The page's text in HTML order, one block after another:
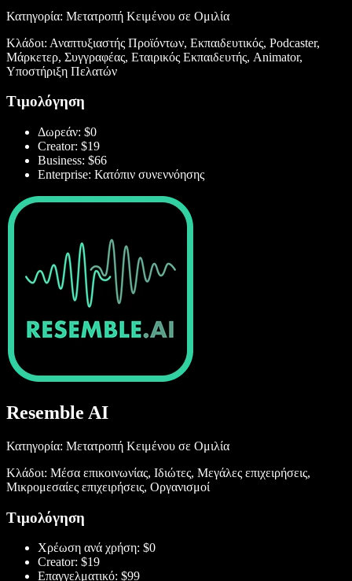
Κατηγορία: Μετατροπή Κειμένου σε Ομιλία
Κλάδοι: Αναπτυξιαστής Προϊόντων, Εκπαιδευτικός, Podcaster,
Μάρκετερ, Συγγραφέας, Εταιρικός Εκπαιδευτής, Animator,
Υποστήριξη Πελατών
Τιμολόγηση
Δωρεάν: $0
Creator: $19
Business: $66
Enterprise: Κατόπιν συνεννόησης
Resemble AI
Κατηγορία: Μετατροπή Κειμένου σε Ομιλία
Κλάδοι: Μέσα επικοινωνίας, Ιδιώτες, Μεγάλες επιχειρήσεις,
Μικρομεσαίες επιχειρήσεις, Οργανισμοί
Τιμολόγηση
Χρέωση ανά χρήση: $0
Creator: $19
Επαγγελματικό: $99